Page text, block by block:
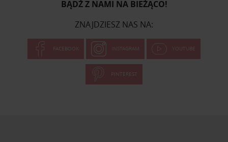
BĄDŹ Z NAMI NA BIEŻĄCO!
ZNAJDZIESZ NAS NA:
FACEBOOK INSTAGRAM YOUTUBE
PINTEREST